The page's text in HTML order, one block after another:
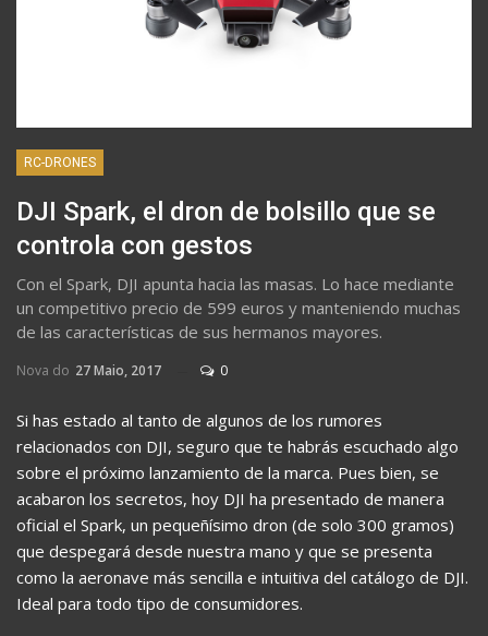
RC-DRONES
DJI Spark, el dron de bolsillo que se
controla con gestos
Con el Spark, DJI apunta hacia las masas. Lo hace mediante
un competitivo precio de 599 euros y manteniendo muchas
de las características de sus hermanos mayores.
Nova do 27 Maio, 2017 0
Si has estado al tanto de algunos de los rumores
relacionados con DJI, seguro que te habrás escuchado algo
sobre el próximo lanzamiento de la marca. Pues bien, se
acabaron los secretos, hoy DJI ha presentado de manera
oficial el Spark, un pequeñísimo dron (de solo 300 gramos)
que despegará desde nuestra mano y que se presenta
como la aeronave más sencilla e intuitiva del catálogo de DJI.
Ideal para todo tipo de consumidores.